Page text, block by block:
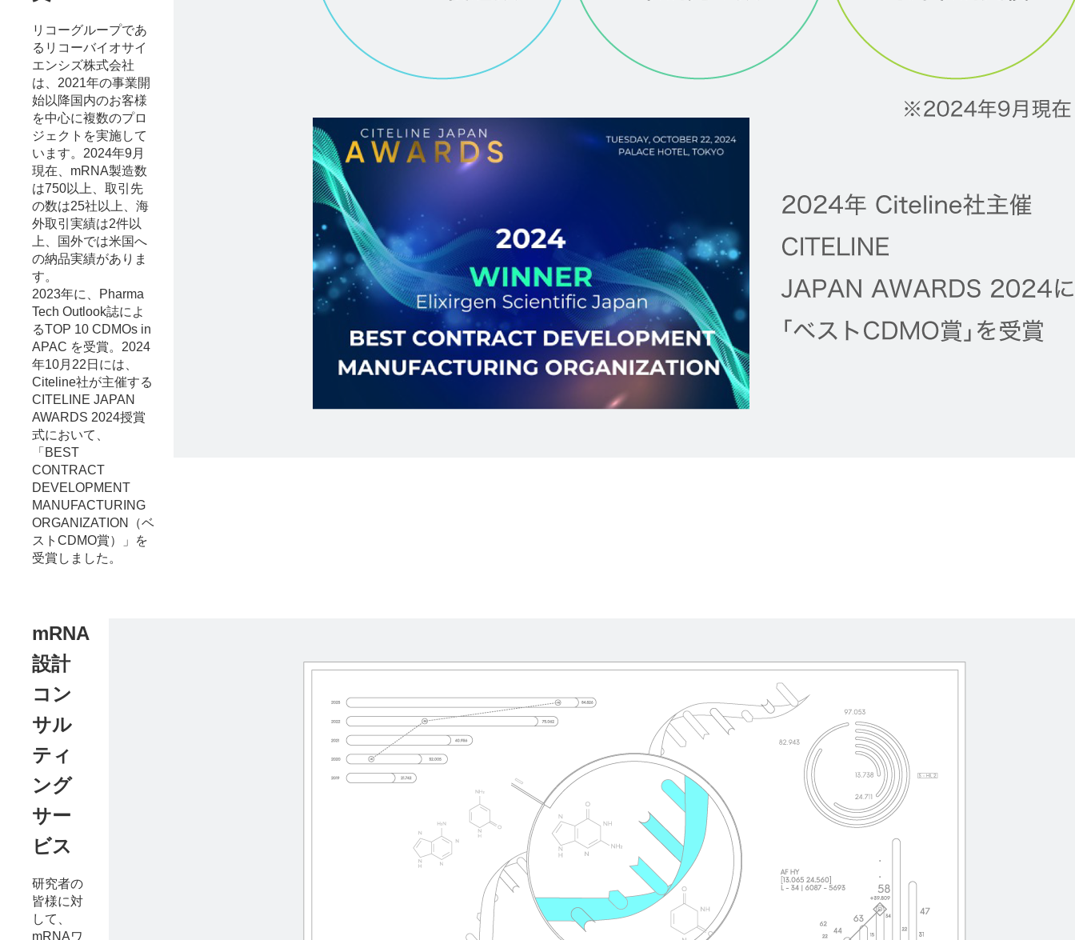
リコーグループであ
るリコーバイオサイ
エンシズ株式会社
は、2021年の事業開
始以降国内のお客様
を中心に複数のプロ
ジェクトを実施して
います。2024年9月
現在、mRNA製造数
は750以上、取引先
の数は25社以上、海
外取引実績は2件以
上、国外では米国へ
の納品実績がありま
す。
2023年に、Pharma
Tech Outlook誌によ
るTOP 10 CDMOs in
APAC を受賞。2024
年10月22日には、
Citeline社が主催する
CITELINE JAPAN
AWARDS 2024授賞
式において、
「BEST
CONTRACT
DEVELOPMENT
MANUFACTURING
ORGANIZATION（ベ
ストCDMO賞）」を
受賞しました。
mRNA
設計
コン
サル
ティ
ング
サー
ビス
研究者の
皆様に対
して、
mRNAワ